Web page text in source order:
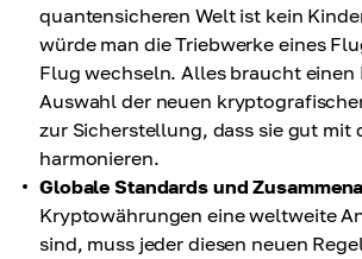
quantensicheren Welt ist kein
würde man die Triebwerke eines
Flug wechseln. Alles braucht einen
Auswahl der neuen
zur Sicherstellung, dass sie gut mit
harmonieren.
Globale Standards und
Kryptowährungen eine weltweite
sind, muss jeder diesen neuen